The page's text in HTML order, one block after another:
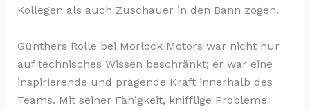
Kollegen als auch Zuschauer in den Bann zogen.
Günthers Rolle bei Morlock Motors war nicht nur
auf technisches Wissen beschränkt; er war eine
inspirierende und prägende Kraft innerhalb des
Teams. Mit seiner Fähigkeit, knifflige Probleme